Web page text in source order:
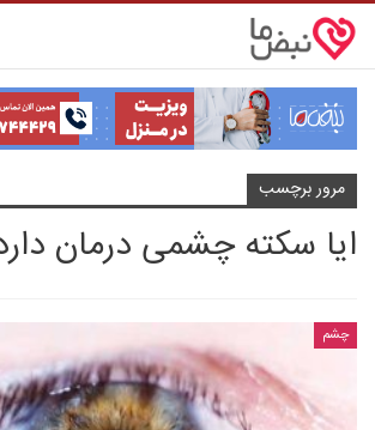
مرور برچسب
ایا سکته چشمی درمان
چشم